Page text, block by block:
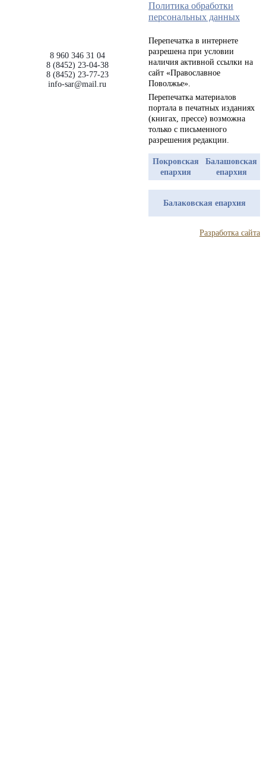
8 960 346 31 04
8 (8452) 23-04-38
8 (8452) 23-77-23
info-sar@mail.ru
Политика обработки
персональных данных
Перепечатка в интернете
разрешена при условии
наличия активной ссылки на
сайт «Православное
Поволжье».
Перепечатка материалов
портала в печатных изданиях
(книгах, прессе) возможна
только с письменного
разрешения редакции.
Покровская
епархия
Балашовская
епархия
Балаковская епархия
Разработка сайта